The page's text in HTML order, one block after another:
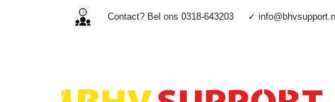
Contact? Bel ons 0318-643203 ✓